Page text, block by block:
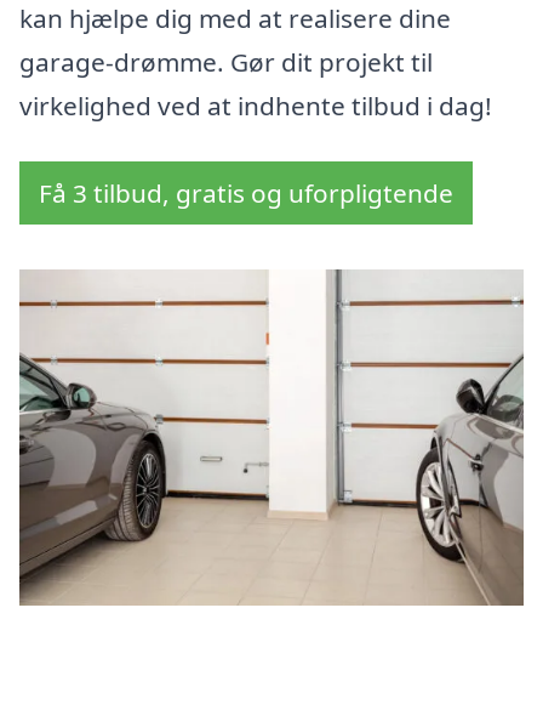
kan hjælpe dig med at realisere dine
garage-drømme. Gør dit projekt til
virkelighed ved at indhente tilbud i dag!
Få 3 tilbud, gratis og uforpligtende